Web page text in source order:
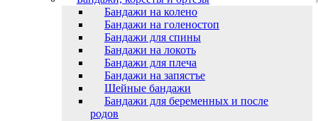
Бандажи на колено
Бандажи на голеностоп
Бандажи для спины
Бандажи на локоть
Бандажи для плеча
Бандажи на запястъе
Шейные бандажи
Бандажи для беременных и после
родов